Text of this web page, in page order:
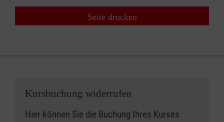
Seite drucken
Kursbuchung widerrufen
Hier können Sie die Buchung Ihres Kurses